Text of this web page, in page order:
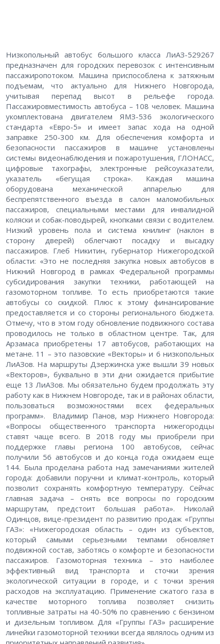
Низкопольный автобус большого класса ЛиАЗ-529267
предназначен для городских перевозок с интенсивным
пассажиропотоком. Машина приспособлена к затяжным
подъемам, что актуально для Нижнего Новгорода,
учитывая перепад высот в рельефе города.
Пассажировместимость автобуса – 108 человек. Машина
укомплектована двигателем ЯМЗ-536 экологического
стандарта «Евро-5» и имеет запас хода на одной
заправке 250-300 км. Для обеспечения комфорта и
безопасности пассажиров в машине установлены
системы видеонаблюдения и пожаротушения, ГЛОНАСС,
цифровые тахографы, электронные рейсоуказатели,
указатель «бегущая строка». Каждая машина
оборудована механической аппарелью для
беспрепятственного въезда в салон маломобильных
пассажиров, специальными местами для инвалидной
коляски и собак-поводырей, кнопками связи с водителем.
Низкий уровень пола и система книлинг (наклон в
сторону дверей) облегчают посадку и высадку
пассажиров. Глеб Никитин, губернатор Нижегородской
области: «Это не последняя закупка новых автобусов в
Нижний Новгород в рамках Федеральной программы
субсидирования закупки техники, работающей на
газомоторном топливе. То есть приобретаются такие
автобусы со скидкой. Плюс к этому финансирование
предоставляется и со стороны регионального бюджета.
Отмечу, что в этом году обновление подвижного состава
проводилось не только в областном центре. Так, для
Арзамаса приобретены 17 автобусов, работающих на
метане. 11 – это пазовские «Векторы» и 6 низкопольных
ЛиАЗов. На маршруты Дзержинска уже вышли 39 новых
«Векторов», буквально в эти дни ожидается прибытие
еще 13 ЛиАЗов. Мы обязательно будем продолжать эту
работу как в Нижнем Новгороде, так и в районах области,
пользоваться возможностями всех федеральных
программ». Владимир Панов, мэр Нижнего Новгорода:
«Вопросы общественного транспорта нижегородцы
ставят чаще всего. В 2018 году мы приобрели при
поддержке главы региона 100 автобусов, сейчас
получили 56 автобусов и до конца года ожидаем еще
144. Была проделана работа над замечаниями жителей
города: добавили поручни и климат-контроль, который
позволит сохранять комфортную температуру. Сейчас
главная задача – снять все вопросы по городским
маршрутам, предстоит большая работа». Николай
Одинцов, вице-президент по развитию продаж «Группы
ГАЗ»: «Нижегородская область – один из субъектов,
который самыми серьезными темпами обновляет
подвижной состав, заботясь о комфорте и безопасности
пассажиров. Газомоторная техника – это наиболее
эффективный вид транспорта и сточки зрения
экологической ситуации в городе, и с точки зрения
расходов на эксплуатацию. Применение сжатого газа в
качестве моторного топлива позволяет снизить
топливные затраты на 40-50% по сравнению с бензином
и дизельным топливом. Для «Группы ГАЗ» расширение
линейки газомоторной техники всегда являлось одним из